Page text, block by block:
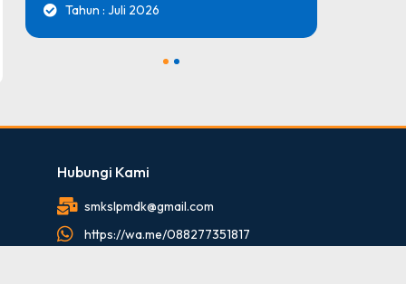
Tahun : Juli 2026
Hubungi Kami
smkslpmdk@gmail.com
https://wa.me/088277351817